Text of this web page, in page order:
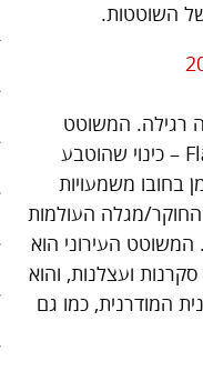
אנושית
מגניבים בשקל תשעים
תולדות הזמן
לא רשת
בשרי
השוטטות.
רגילה. המשוטט
העירוני הוא בן דמותו של ה- Flâneur – כינוי שהוטבע
משמעויות
מגלה העולמות
המשוטט העירוני הוא
ועצלנות, והוא
המודרנית, כמו גם